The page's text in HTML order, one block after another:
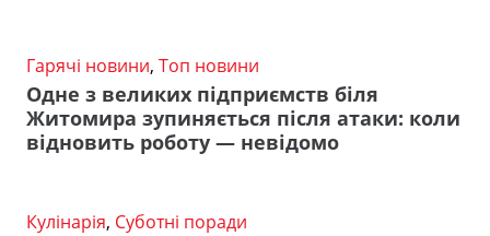
Гарячі новини, Топ новини
Одне з великих підприємств біля
Житомира зупиняється після атаки: коли
відновить роботу — невідомо
Кулінарія, Суботні поради